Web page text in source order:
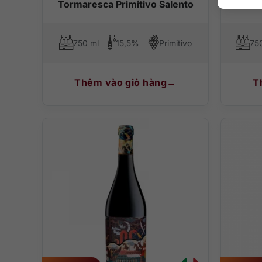
Tormaresca Primitivo Salento
750 ml 15,5% Primitivo
Thêm vào giỏ hàng